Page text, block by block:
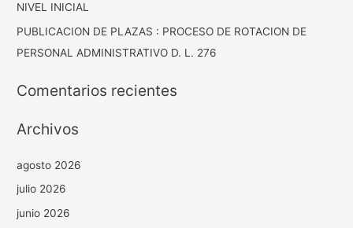
NIVEL INICIAL
PUBLICACION DE PLAZAS : PROCESO DE ROTACION DE
PERSONAL ADMINISTRATIVO D. L. 276
Comentarios recientes
Archivos
agosto 2026
julio 2026
junio 2026